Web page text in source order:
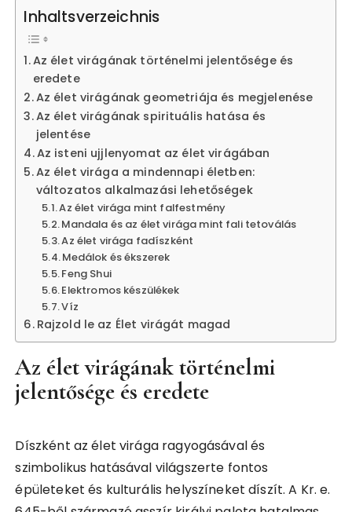
Inhaltsverzeichnis
Az élet virágának történelmi jelentősége és
eredete
Az élet virágának geometriája és megjelenése
Az élet virágának spirituális hatása és
jelentése
Az isteni ujjlenyomat az élet virágában
Az élet virága a mindennapi életben:
változatos alkalmazási lehetőségek
Az élet virága mint falfestmény
Mandala és az élet virága mint fali tetoválás
Az élet virága fadíszként
Medálok és ékszerek
Feng Shui
Elektromos készülékek
Víz
Rajzold le az Élet virágát magad
Az élet virágának történelmi
jelentősége és eredete
Díszként az élet virága ragyogásával és
szimbolikus hatásával világszerte fontos
épületeket és kulturális helyszíneket díszít. A Kr. e.